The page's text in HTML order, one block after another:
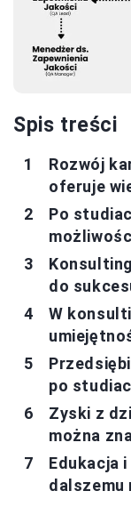
Spis treści
Rozwój
oferuje
Po
do
W
po
Zyski z
można
Edukacja
dalszemu